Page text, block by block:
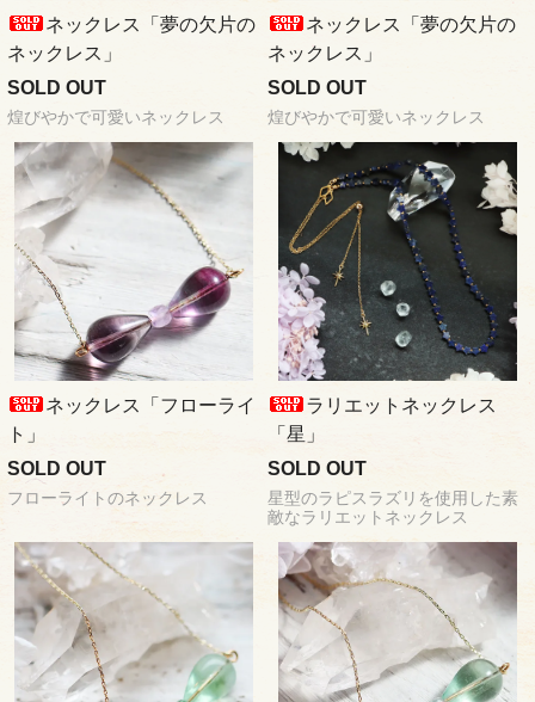
ネックレス「夢の欠片の
ネックレス」
SOLD OUT
煌びやかで可愛いネックレス
ネックレス「夢の欠片の
ネックレス」
SOLD OUT
煌びやかで可愛いネックレス
ネックレス「フローライ
ト」
SOLD OUT
フローライトのネックレス
ラリエットネックレス
「星」
SOLD OUT
星型のラピスラズリを使用した素
敵なラリエットネックレス